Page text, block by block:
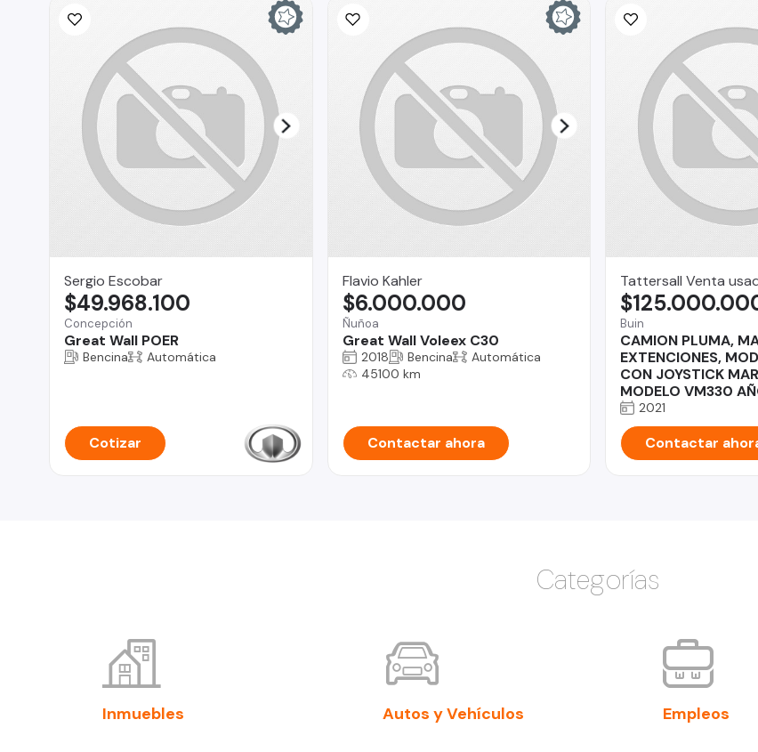
Sergio Escobar
Concepción
Great Wall POER
$49.968.100
Bencina Automática
Cotizar
Flavio Kahler
Ñuñoa
Great Wall Voleex C30
$6.000.000
2018 Bencina
Automática
45100 km
Contactar ahora
Tattersall Venta
Buin
CAMION PLUMA,
EXTENCIONES,
CON JOYSTICK
MODELO VM330
2021
Contactar
Categorías
Inmuebles Autos y Vehículos Empleos